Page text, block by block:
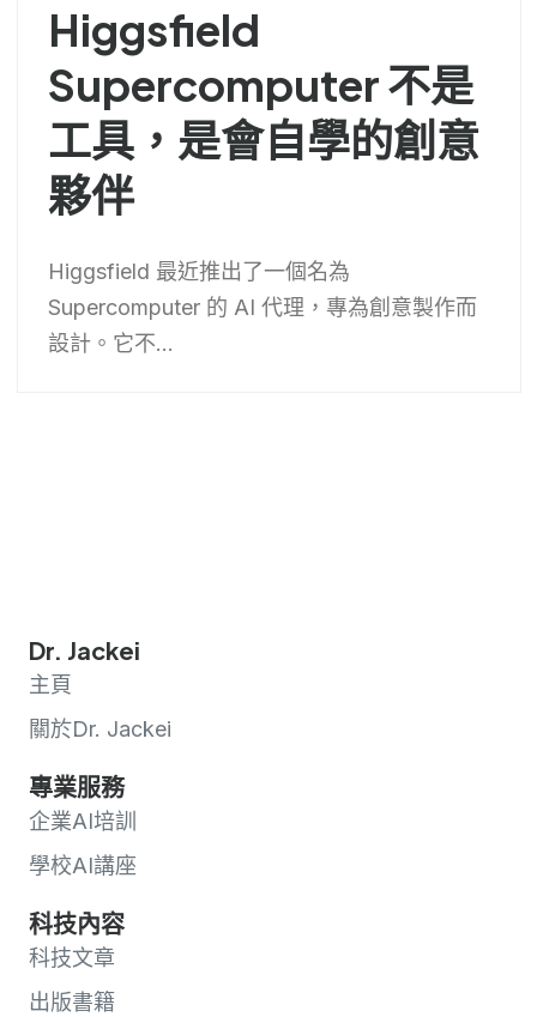
Higgsfield
Supercomputer 不是
工具，是會自學的創意
夥伴
Higgsfield 最近推出了一個名為
Supercomputer 的 AI 代理，專為創意製作而
設計。它不...
Dr. Jackei
主頁
關於Dr. Jackei
專業服務
企業AI培訓
學校AI講座
科技內容
科技文章
出版書籍